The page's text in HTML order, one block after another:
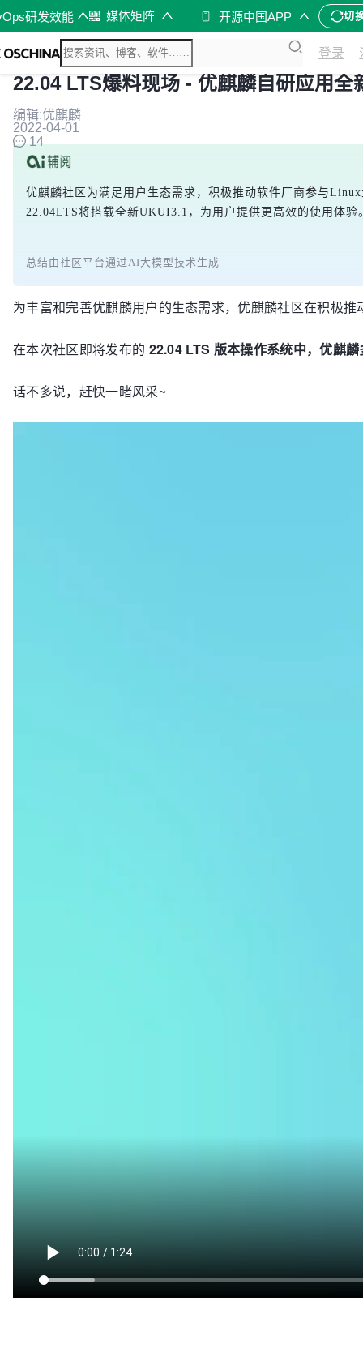
研发效能 媒体矩阵 开源中国APP 切
登录
22.04 LTS爆料现场 - 优麒麟自研应用全
编辑:优麒麟
2022-04-01
14
优麒麟社区为满足用户生态需求，积极推动软件厂商参与
22.04LTS将搭载全新UKUI3.1，为用户提供更高效的使用体验
总结由社区平台通过AI大模型技术生成
为丰富和完善优麒麟用户的生态需求，优麒麟社区在积极
在本次社区即将发布的 22.04 LTS 版本操作系统中，优麒
话不多说，赶快一睹风采~